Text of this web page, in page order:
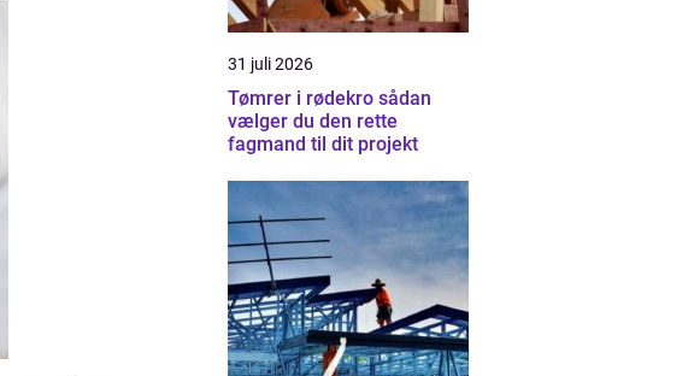
31 juli 2026
Tømrer i rødekro sådan
vælger du den rette
fagmand til dit projekt